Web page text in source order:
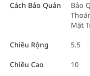
Cách Bảo Quản
Bảo
Mặt
Chiều Rộng 5.5
Chiều Cao 10